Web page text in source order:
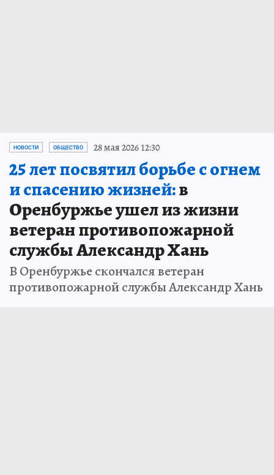
НОВОСТИ ОБЩЕСТВО 28 мая 2026 12:30
25 лет посвятил борьбе с огнем
и спасению жизней:в
Оренбуржье ушел из жизни
ветеран противопожарной
службы Александр Хань
В Оренбуржье скончался ветеран
противопожарной службы Александр Хань